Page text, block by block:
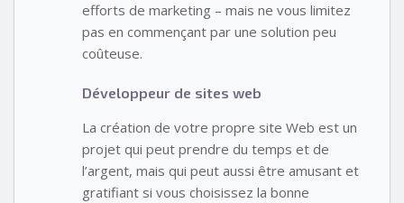
efforts de marketing – mais ne vous limitez
pas en commençant par une solution peu
coûteuse.
Développeur de sites web
La création de votre propre site Web est un
projet qui peut prendre du temps et de
l’argent, mais qui peut aussi être amusant et
gratifiant si vous choisissez la bonne